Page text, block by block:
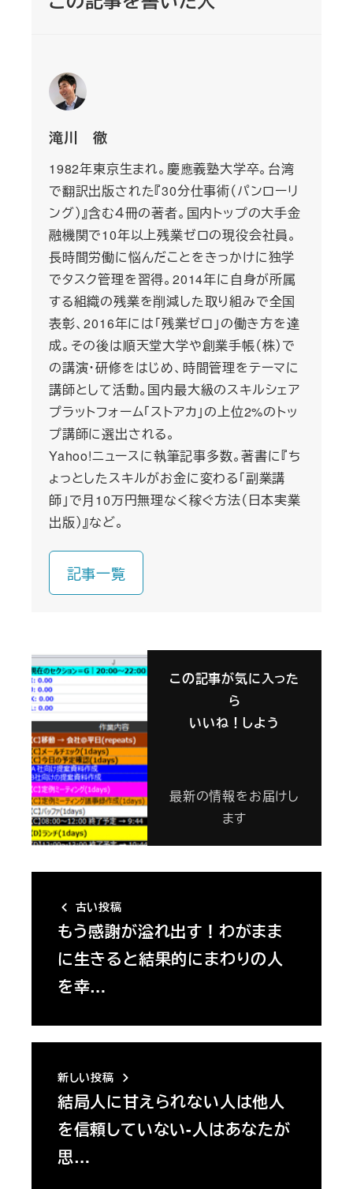
滝川 徹
1982年東京生まれ。慶應義塾大学卒。台湾
で翻訳出版された『30分仕事術（パンローリ
ング）』含む４冊の著者。国内トップの大手金
融機関で10年以上残業ゼロの現役会社員。
長時間労働に悩んだことをきっかけに独学
でタスク管理を習得。2014年に自身が所属
する組織の残業を削減した取り組みで全国
表彰、2016年には「残業ゼロ」の働き方を達
成。その後は順天堂大学や創業手帳（株）で
の講演・研修をはじめ、時間管理をテーマに
講師として活動。国内最大級のスキルシェア
プラットフォーム「ストアカ」の上位2%のトッ
プ講師に選出される。
Yahoo!ニュースに執筆記事多数。著書に『ち
ょっとしたスキルがお金に変わる「副業講
師」で月10万円無理なく稼ぐ方法（日本実業
出版）』など。
記事一覧
この記事が気に入った
ら
いいね！しよう
最新の情報をお届けし
ます
古い投稿
もう感謝が溢れ出す！わがまま
に生きると結果的にまわりの人
を幸…
新しい投稿
結局人に甘えられない人は他人
を信頼していない-人はあなたが
思…